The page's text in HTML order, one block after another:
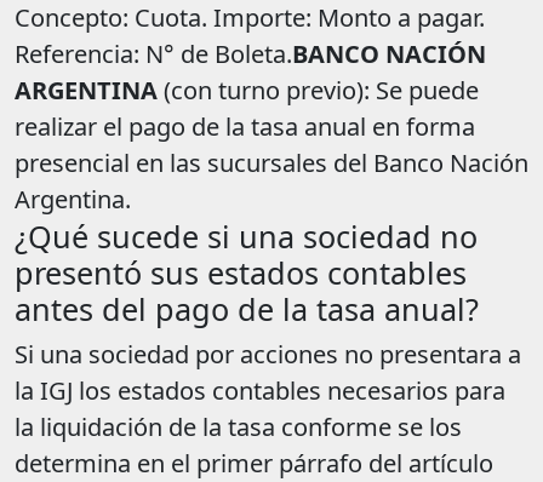
Concepto: Cuota. Importe: Monto a pagar.
Referencia: N° de Boleta.BANCO NACIÓN
ARGENTINA(con turno previo): Se puede
realizar el pago de la tasa anual en forma
presencial en las sucursales del Banco Nación
Argentina.
¿Qué sucede si una sociedad no
presentó sus estados contables
antes del pago de la tasa anual?
Si una sociedad por acciones no presentara a
la IGJ los estados contables necesarios para
la liquidación de la tasa conforme se los
determina en el primer párrafo del artículo